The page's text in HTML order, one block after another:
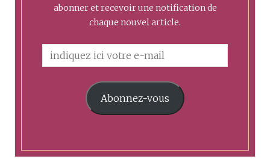
abonner et recevoir une notification de
chaque nouvel article.
Abonnez-vous